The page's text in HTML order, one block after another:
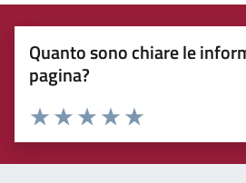
Quanto sono chiare le
pagina?
Rating:
Valuta 5 stelle su 5
Valuta 4 stelle su 5
Valuta 3 stelle su 5
Valuta 2 stelle su 5
Valuta 1 stelle su 5